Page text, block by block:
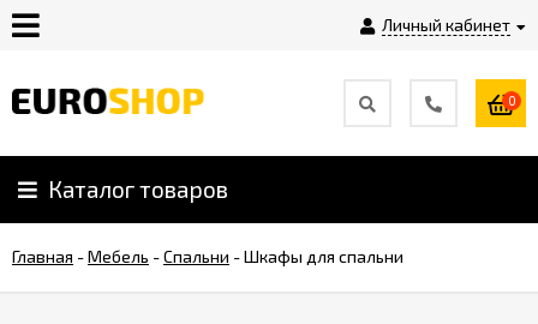
Личный кабинет
Инструкция
Плагины
Контакты
0
Каталог товаров
Главная -Мебель -Спальни -Шкафы для спальни